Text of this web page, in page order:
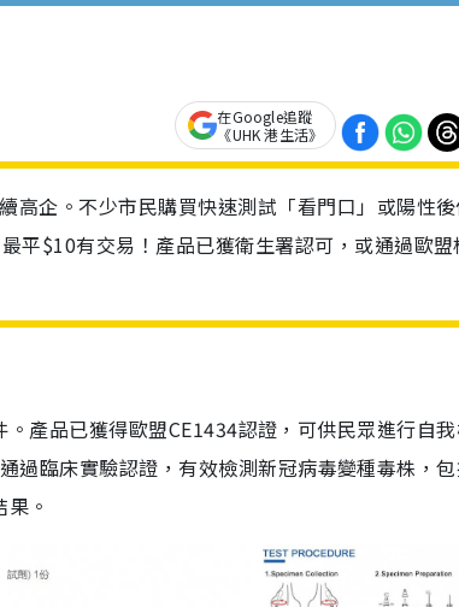
在Google追蹤
《UHK 港生活》
高企。不少市民購買快速測試「看門口」或陽性
平$10有交易！產品已獲衛生署認可，或通過歐盟
產品已獲得歐盟CE1434認證，可供民眾進行自
過臨床實驗認證，有效檢測新冠病毒變種毒株，
。